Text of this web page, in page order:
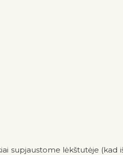
supjaustome lėkštutėje